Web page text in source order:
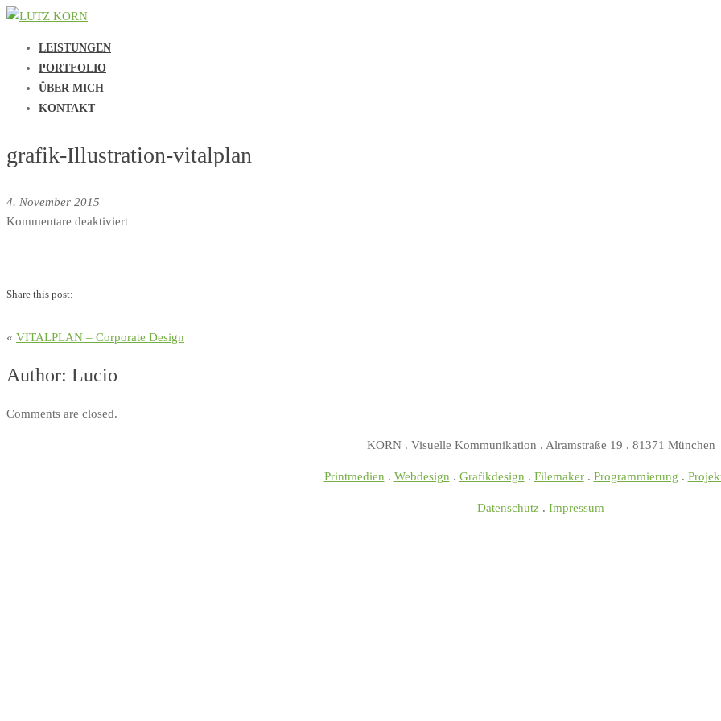
LEISTUNGEN
PORTFOLIO
ÜBER MICH
KONTAKT
grafik-Illustration-vitalplan
4. November 2015
Kommentare deaktiviertfür
Share this post:
« VITALPLAN – Corporate Design
Author: Lucio
Comments are closed.
KORN . Visuelle Kommunikation . Alramstraße 19 . 81371 München
Printmedien . Webdesign . Grafikdesign . Filemaker. Programmierung .
Datenschutz . Impressum